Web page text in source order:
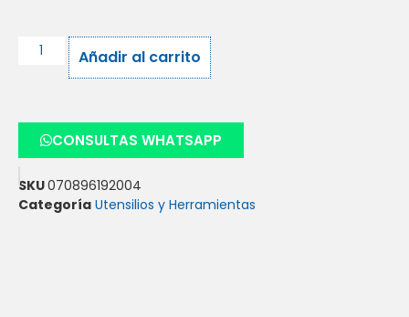
Añadir al carrito
CONSULTAS WHATSAPP
SKU070896192004
Categoría Utensilios y Herramientas